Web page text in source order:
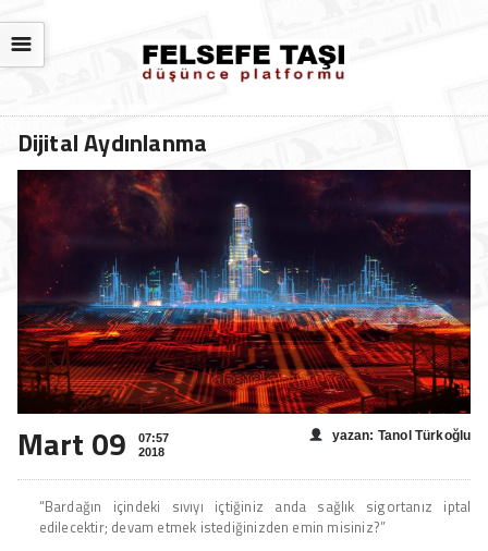
☰
Dijital Aydınlanma
Mart 09
07:57
2018
yazan: Tanol Türkoğlu
“Bardağın içindeki sıvıyı içtiğiniz anda sağlık sigortanız iptal
edilecektir; devam etmek istediğinizden emin misiniz?”